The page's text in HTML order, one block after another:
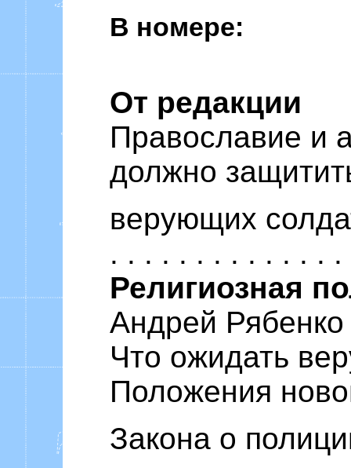
В номере:
От редакции
Православие и
должно
верующих
. . . . . . . . . . . . .
Религиозная
Андрей Рябенко
Что ожидать
Положения
Закона о